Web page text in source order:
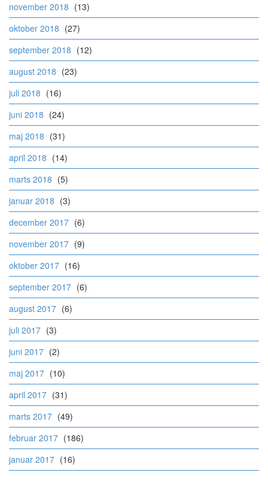
november 2018 (13)
oktober 2018 (27)
september 2018 (12)
august 2018 (23)
juli 2018 (16)
juni 2018 (24)
maj 2018 (31)
april 2018 (14)
marts 2018 (5)
januar 2018 (3)
december 2017 (6)
november 2017 (9)
oktober 2017 (16)
september 2017 (6)
august 2017 (6)
juli 2017 (3)
juni 2017 (2)
maj 2017 (10)
april 2017 (31)
marts 2017 (49)
februar 2017 (186)
januar 2017 (16)